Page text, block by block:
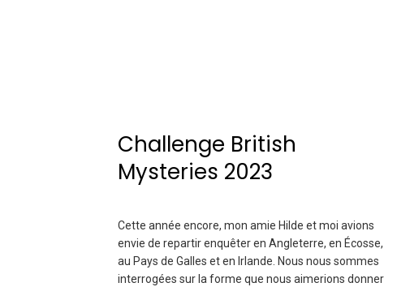
Challenge British
Mysteries 2023
Cette année encore, mon amie Hilde et moi avions
envie de repartir enquêter en Angleterre, en Écosse,
au Pays de Galles et en Irlande. Nous nous sommes
interrogées sur la forme que nous aimerions donner